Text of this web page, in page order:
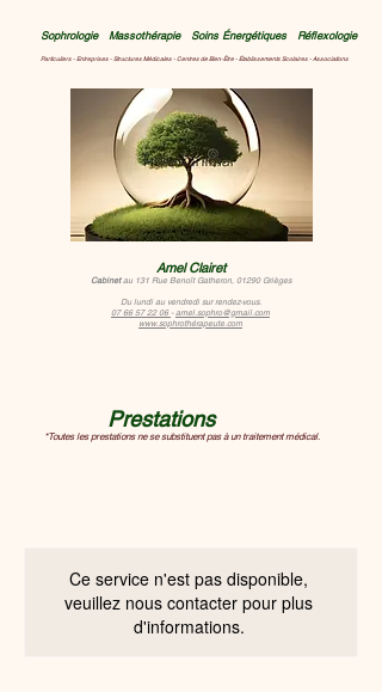
Sophrologie Massothérapie Soins Énergétiques Réflexologie
Particuliers - Entreprises - Structures Médicales - Centres de Bien-Être - Établissements Scolaires - Associations
Amel Clairet
Cabinetau 131Rue Benoît Gatheron, 01290 Grièges
Du lundi au vendredisur rendez-vous.
07 66 57 22 06 - amel.sophro@gmail.com
www.sophrothérapeute.com
Prestations
*Toutes les prestations ne se substituent pas à un traitement médical.
Ce service n'est pas disponible,
veuillez nous contacter pour plus
d'informations.